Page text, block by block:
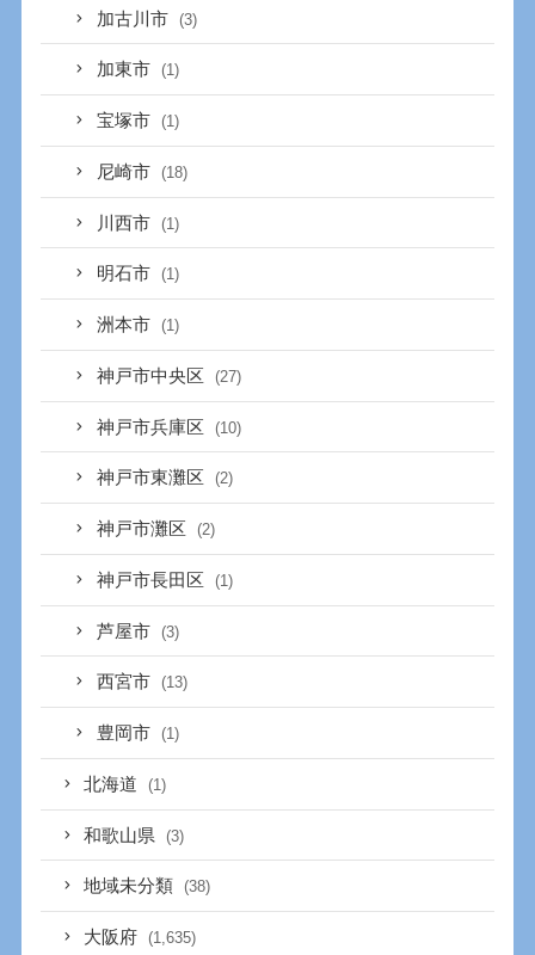
加古川市 (3)
加東市 (1)
宝塚市 (1)
尼崎市 (18)
川西市 (1)
明石市 (1)
洲本市 (1)
神戸市中央区 (27)
神戸市兵庫区 (10)
神戸市東灘区 (2)
神戸市灘区 (2)
神戸市長田区 (1)
芦屋市 (3)
西宮市 (13)
豊岡市 (1)
北海道 (1)
和歌山県 (3)
地域未分類 (38)
大阪府 (1,635)